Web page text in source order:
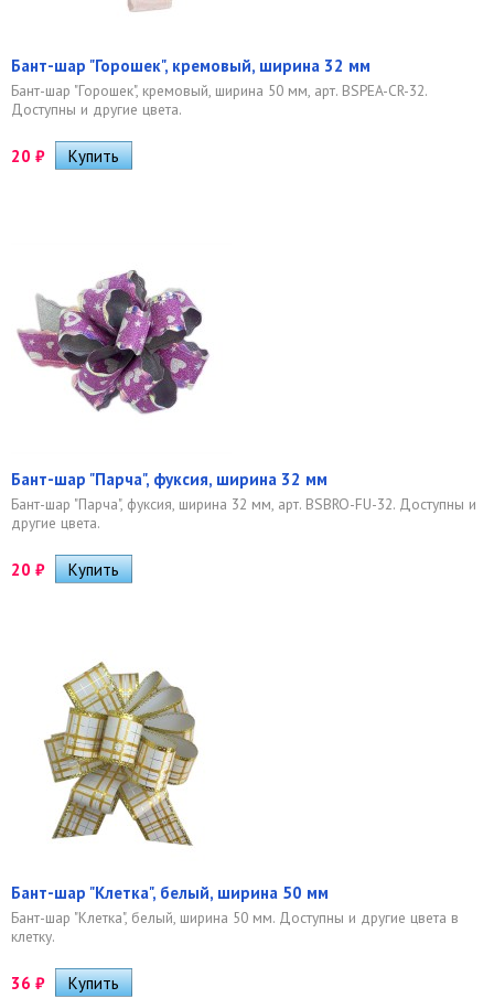
Бант-шар "Горошек", кремовый, ширина 32 мм
Бант-шар "Горошек", кремовый, ширина 50 мм, арт. BSPEA-CR-32.
Доступны и другие цвета.
20 ₽
Бант-шар "Парча", фуксия, ширина 32 мм
Бант-шар "Парча", фуксия, ширина 32 мм, арт. BSBRO-FU-32. Доступны и
другие цвета.
20 ₽
Бант-шар "Клетка", белый, ширина 50 мм
Бант-шар "Клетка", белый, ширина 50 мм. Доступны и другие цвета в
клетку.
36 ₽